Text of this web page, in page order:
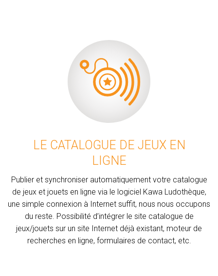
LE CATALOGUE DE JEUX EN
LIGNE
Publier et synchroniser automatiquement votre catalogue
de jeux et jouets en ligne via le logiciel Kawa Ludothèque,
une simple connexion à Internet suffit, nous nous occupons
du reste. Possibilité d’intégrer le site catalogue de
jeux/jouets sur un site Internet déjà existant, moteur de
recherches en ligne, formulaires de contact, etc.